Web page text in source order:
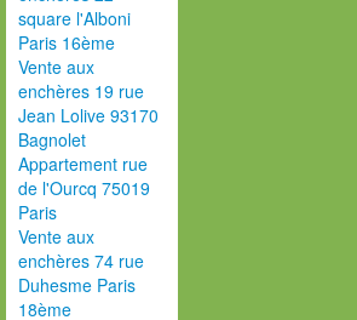
square l'Alboni
Paris 16ème
Vente aux
enchères 19 rue
Jean Lolive 93170
Bagnolet
Appartement rue
de l'Ourcq 75019
Paris
Vente aux
enchères 74 rue
Duhesme Paris
18ème